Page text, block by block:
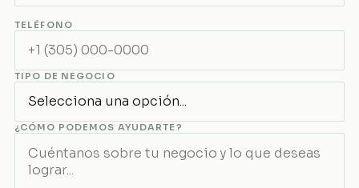
TELÉFONO
TIPO DE NEGOCIO
¿CÓMO PODEMOS AYUDARTE?